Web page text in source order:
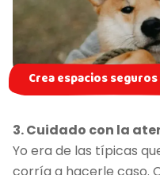
Crea espacios
3. Cuidado con la
Yo era de las típicas